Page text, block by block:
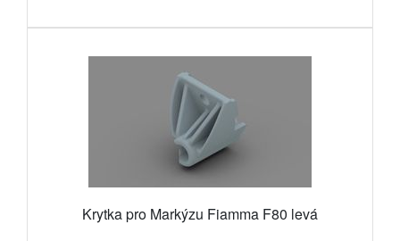
Krytka pro Markýzu Fiamma F80 levá